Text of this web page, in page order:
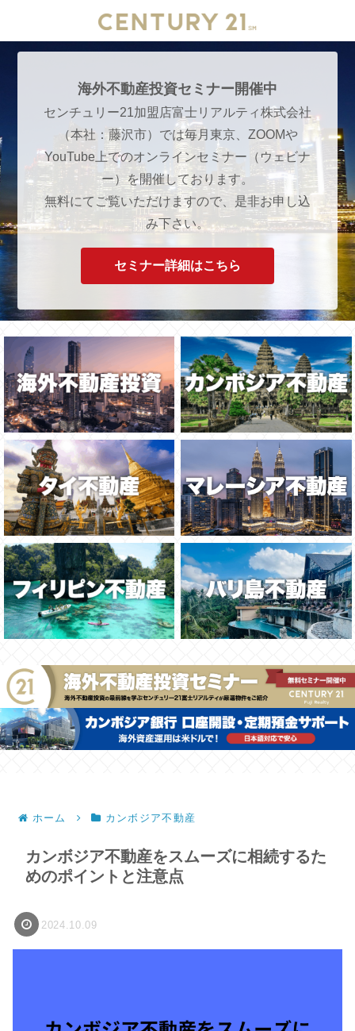
海外不動産投資セミナー開催中
センチュリー21加盟店富士リアルティ株式会社
（本社：藤沢市）では毎月東京、ZOOMや
YouTube上でのオンラインセミナー（ウェビナ
ー）を開催しております。
無料にてご覧いただけますので、是非お申し込
み下さい。
セミナー詳細はこちら
ホーム カンボジア不動産
カンボジア不動産をスムーズに相続するた
めのポイントと注意点
2024.10.09